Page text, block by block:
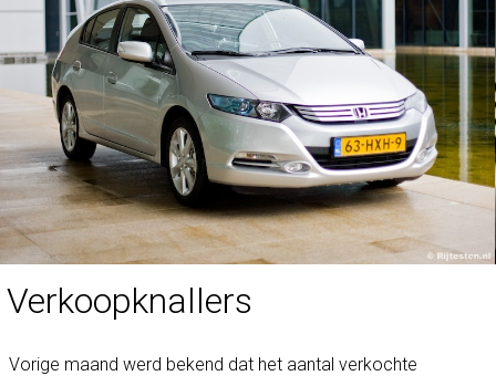
Verkoopknallers
Vorige maand werd bekend dat het aantal verkochte